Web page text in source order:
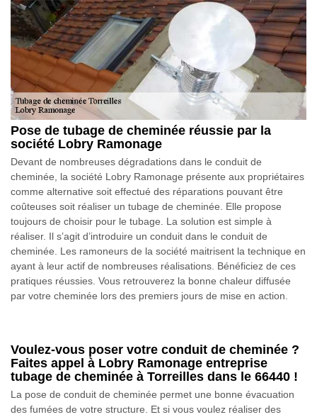
Pose de tubage de cheminée réussie par la
société Lobry Ramonage
Devant de nombreuses dégradations dans le conduit de
cheminée, la société Lobry Ramonage présente aux propriétaires
comme alternative soit effectué des réparations pouvant être
coûteuses soit réaliser un tubage de cheminée. Elle propose
toujours de choisir pour le tubage. La solution est simple à
réaliser. Il s’agit d’introduire un conduit dans le conduit de
cheminée. Les ramoneurs de la société maitrisent la technique en
ayant à leur actif de nombreuses réalisations. Bénéficiez de ces
pratiques réussies. Vous retrouverez la bonne chaleur diffusée
par votre cheminée lors des premiers jours de mise en action.
Voulez-vous poser votre conduit de cheminée ?
Faites appel à Lobry Ramonage entreprise
tubage de cheminée à Torreilles dans le 66440 !
La pose de conduit de cheminée permet une bonne évacuation
des fumées de votre structure. Et si vous voulez réaliser des